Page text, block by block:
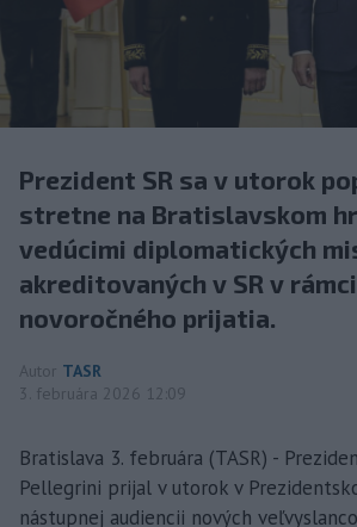
Prezident SR sa v utorok
stretne na Bratislavskom
vedúcimi diplomatických
akreditovaných v SR v rámci
novoročného prijatia.
Autor TASR
3. februára 2026 12:09
Bratislava 3. februára (TASR) -
Pellegrini prijal v utorok v
nástupnej audiencii nových